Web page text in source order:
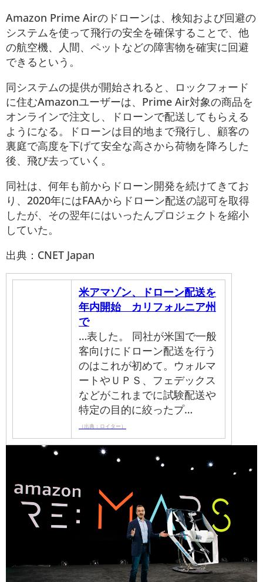
Amazon Prime Airのドローンは、検知および回避の
システムを使って飛行の安全を確保することで、他
の航空機、人間、ペットなどの障害物を確実に回避
できるという。
同システムの提供が開始されると、ロックフォード
に住むAmazonユーザーは、Prime Air対象の商品を
オンラインで注文し、ドローンで配送してもらえる
ようになる。ドローンは目的地まで飛行し、顧客の
裏庭で高度を下げて安全な高さから荷物を降ろした
後、飛び去っていく。
同社は、何年も前からドローン開発を続けてきてお
り、2020年にはFAAからドローン配送の認可を取得
したが、その翌年にはいったんプロジェクトを縮小
していた。
出典：CNET Japan
米アマゾン、ドローン配送を
年内開始 カリフォルニア州
で
…表した。 同社が米国で一般
客向けにドローン配送を行う
のはこれが初めて。ウォルマ
ートやＵＰＳ、フェデックス
などがこれまでに試験配送や
特定の目的に絞ったプ…
（出典：ロイター）